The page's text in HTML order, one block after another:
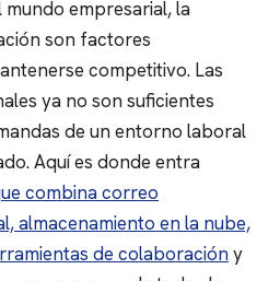
mundo empresarial, la
son factores
competitivo. Las
ya no son suficientes
de un entorno laboral
Aquí es donde entra
combina correo
almacenamiento en la nube,
de colaboracióny